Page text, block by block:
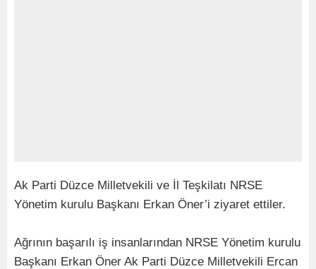
Ak Parti Düzce Milletvekili ve İl Teşkilatı NRSE
Yönetim kurulu Başkanı Erkan Öner’i ziyaret ettiler.
Ağrının başarılı iş insanlarından NRSE Yönetim kurulu
Başkanı Erkan Öner Ak Parti Düzce Milletvekili Ercan